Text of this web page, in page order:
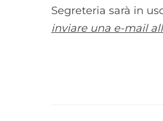
Segreteria sarà in
inviare una e-mail